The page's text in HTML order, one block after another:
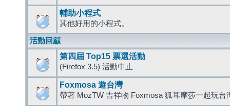
輔助小程式
其他好用的小程式。
活動回顧
第四屆 Top15 票選活動
(Firefox 3.5) 活動中止
Foxmosa 遊台灣
帶著 MozTW 吉祥物 Foxmosa 狐耳摩莎一起玩台